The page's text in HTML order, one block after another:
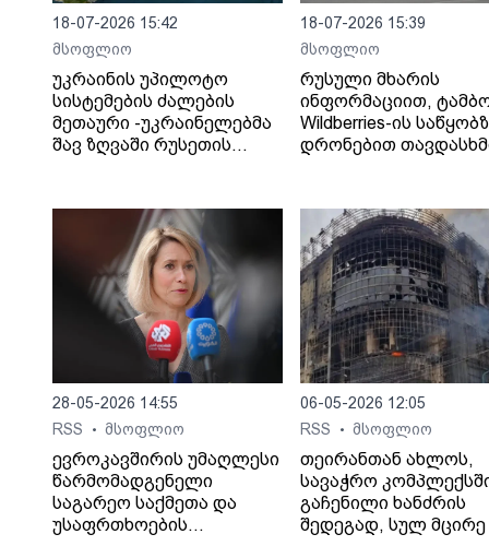
18-07-2026 15:42
მსოფლიო
უკრაინის უპილოტო
სისტემების ძალების
მეთაური -უკრაინელებმა
შავ ზღვაში რუსეთის
18-07-2026 15:39
მსოფლიო
რუსული მხარის
ინფორმაციით,
Wildberries-ის
დრონებით
28-05-2026 14:55
RSS
• მსოფლიო
ევროკავშირის უმაღლესი
წარმომადგენელი
საგარეო საქმეთა და
უსაფრთხოების
06-05-2026 12:05
RSS
• მსოფლიო
თეირანთან ახლოს,
სავაჭრო
გაჩენილი ხანძრის
შედეგად, სულ მცირე